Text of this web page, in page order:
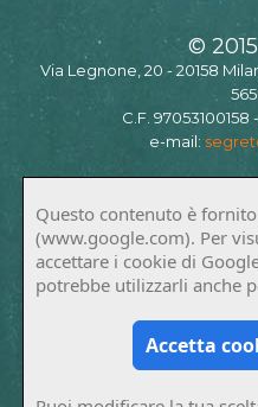
©
Via Legnone, 20 - 20158
C.F.
e-mail:
Questo contenuto è
(www.google.com). Per
accettare i cookie di
potrebbe utilizzarli anche
Accetta